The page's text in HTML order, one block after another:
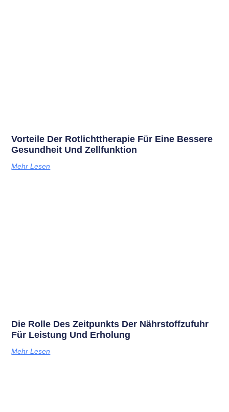
Vorteile Der Rotlichttherapie Für Eine Bessere
Gesundheit Und Zellfunktion
Mehr Lesen
Die Rolle Des Zeitpunkts Der Nährstoffzufuhr
Für Leistung Und Erholung
Mehr Lesen